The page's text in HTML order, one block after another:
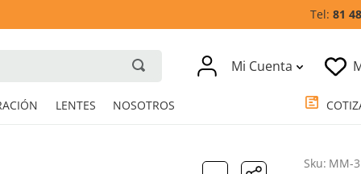
81
Mi Cuenta
Sku: MM-